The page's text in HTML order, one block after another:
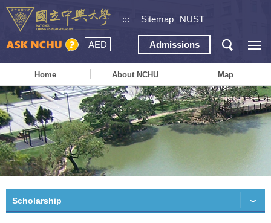
::: Sitemap NUST
AED Admissions
Home About NCHU Map
Scholarship